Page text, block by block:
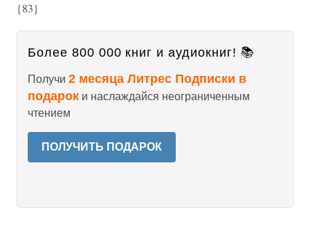
{83}
Более 800 000 книг и аудиокниг! 📚
Получи 2 месяца Литрес Подписки в
подарок и наслаждайся неограниченным
чтением
ПОЛУЧИТЬ ПОДАРОК